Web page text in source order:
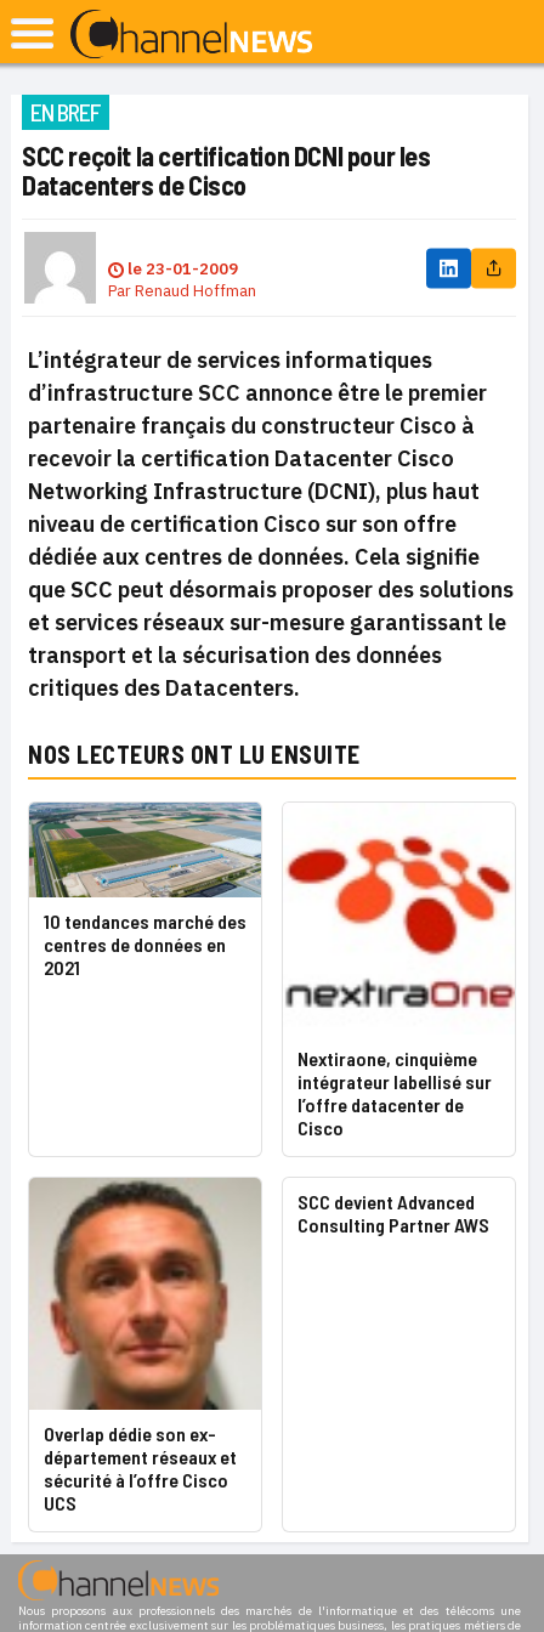
EN BREF
SCC reçoit la certification DCNI pour les
Datacenters de Cisco
le 23-01-2009
ParRenaud Hoffman
L’intégrateur de services informatiques
d’infrastructure SCC annonce être le premier
partenaire français du constructeur Cisco à
recevoir la certification Datacenter Cisco
Networking Infrastructure (DCNI), plus haut
niveau de certification Cisco sur son offre
dédiée aux centres de données. Cela signifie
que SCC peut désormais proposer des solutions
et services réseaux sur-mesure garantissant le
transport et la sécurisation des données
critiques des Datacenters.
NOS LECTEURS ONT LU ENSUITE
10 tendances marché des
centres de données en
2021
Nextiraone, cinquième
intégrateur labellisé sur
l’offre datacenter de
Cisco
Overlap dédie son ex-
département réseaux et
sécurité à l’offre Cisco
UCS
SCC devient Advanced
Consulting Partner AWS
Nous proposons aux professionnels des marchés de l'informatique et des télécoms une
information centrée exclusivement sur les problématiques business, les pratiques métiers de